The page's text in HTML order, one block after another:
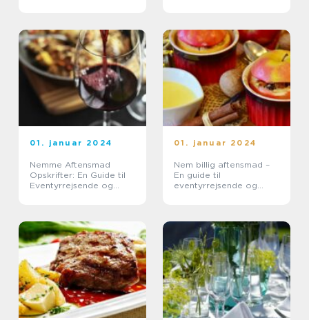
01. januar 2024
Nemme Aftensmad
Opskrifter: En Guide til
Eventyrrejsende og
01. januar 2024
Nem billig aftensmad –
En guide til
eventyrrejsende og